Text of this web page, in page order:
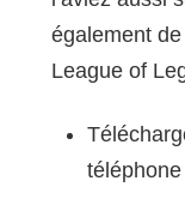
également
League of